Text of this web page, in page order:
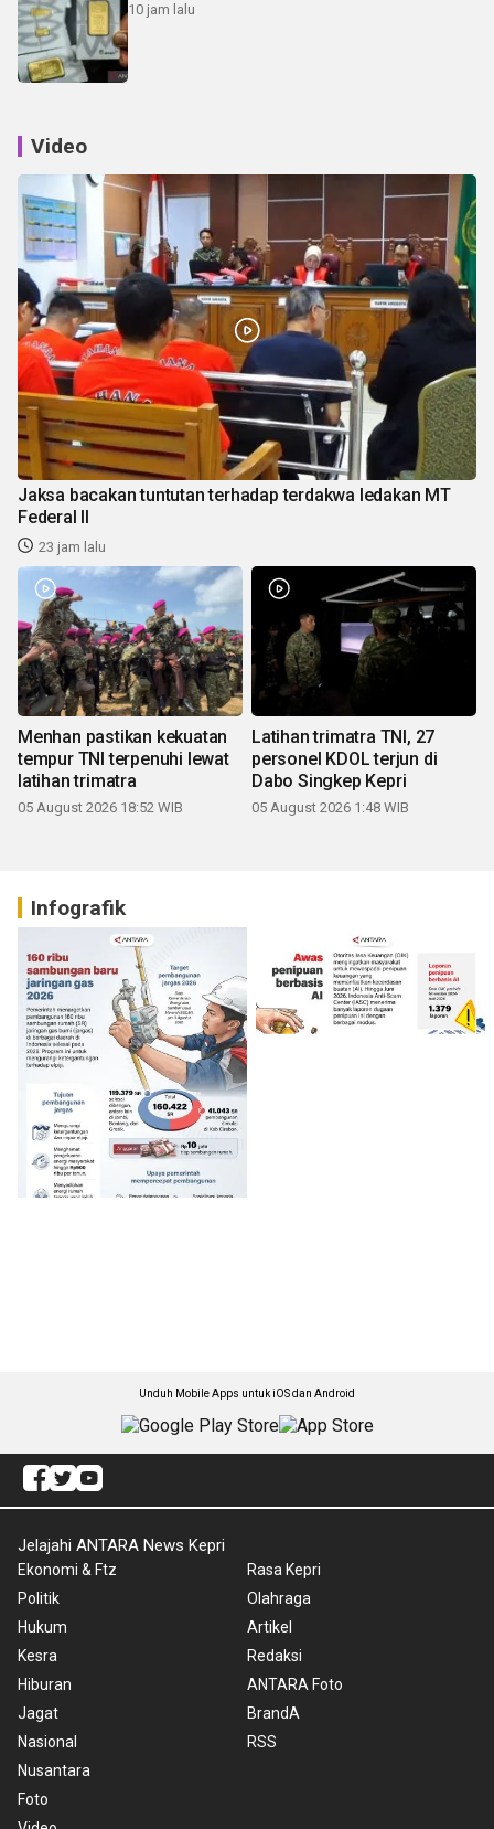
10 jam lalu
Video
Jaksa bacakan tuntutan terhadap terdakwa ledakan MT
Federal II
23 jam lalu
Menhan pastikan kekuatan
tempur TNI terpenuhi lewat
latihan trimatra
05 August 2026 18:52 WIB
Latihan trimatra TNI, 27
personel KDOL terjun di
Dabo Singkep Kepri
05 August 2026 1:48 WIB
Infografik
Unduh Mobile Apps untuk iOS dan Android
Jelajahi ANTARA News Kepri
Ekonomi & Ftz
Politik
Hukum
Kesra
Hiburan
Jagat
Nasional
Nusantara
Foto
Rasa Kepri
Olahraga
Artikel
Redaksi
ANTARA Foto
BrandA
RSS